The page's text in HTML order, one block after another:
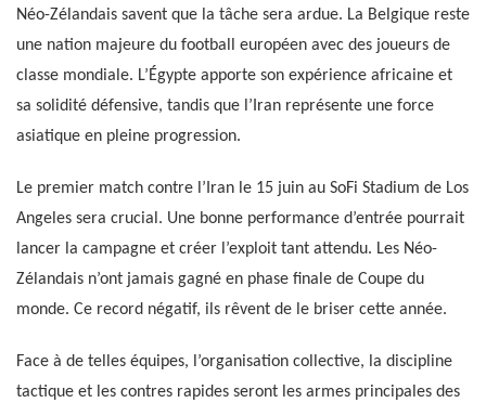
Néo-Zélandais savent que la tâche sera ardue. La Belgique reste
une nation majeure du football européen avec des joueurs de
classe mondiale. L’Égypte apporte son expérience africaine et
sa solidité défensive, tandis que l’Iran représente une force
asiatique en pleine progression.
Le premier match contre l’Iran le 15 juin au SoFi Stadium de Los
Angeles sera crucial. Une bonne performance d’entrée pourrait
lancer la campagne et créer l’exploit tant attendu. Les Néo-
Zélandais n’ont jamais gagné en phase finale de Coupe du
monde. Ce record négatif, ils rêvent de le briser cette année.
Face à de telles équipes, l’organisation collective, la discipline
tactique et les contres rapides seront les armes principales des